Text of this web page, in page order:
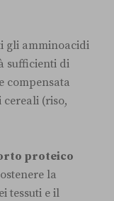
gli amminoacidi
sufficienti di
compensata
(riso,
proteico
la
tessuti e il